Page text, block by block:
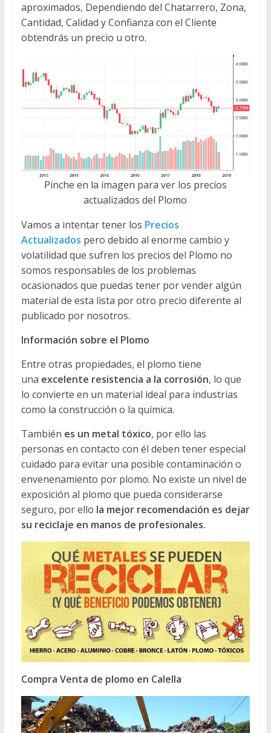
aproximados, Dependiendo del Chatarrero, Zona,
Cantidad, Calidad y Confianza con el Cliente
obtendrás un precio u otro.
Pinche en la imagen para ver los precios
actualizados del Plomo
Vamos a intentar tener los Precios
Actualizados pero debido al enorme cambio y
volatilidad que sufren los precios del Plomo no
somos responsables de los problemas
ocasionados que puedas tener por vender algún
material de esta lista por otro precio diferente al
publicado por nosotros.
Información sobre el Plomo
Entre otras propiedades, el plomo tiene
una excelente resistencia a la corrosión, lo que
lo convierte en un material ideal para industrias
como la construcción o la química.
También es un metal tóxico, por ello las
personas en contacto con él deben tener especial
cuidado para evitar una posible contaminación o
envenenamiento por plomo. No existe un nivel de
exposición al plomo que pueda considerarse
seguro, por ello la mejor recomendación es dejar
su reciclaje en manos de profesionales.
Compra Venta de plomo en Calella